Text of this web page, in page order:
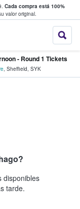
Cada compra está 100%
valor original.
donde
- Round 1 Tickets
, Sheffield, SYK
disponibles
tarde.